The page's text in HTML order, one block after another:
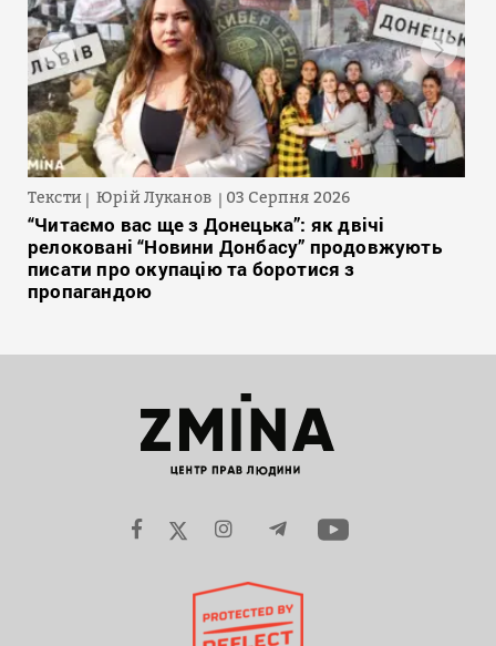
Тексти Юрій Луканов 03 Серпня 2026
“Читаємо вас ще з Донецька”: як двічі
релоковані “Новини Донбасу” продовжують
писати про окупацію та боротися з
пропагандою